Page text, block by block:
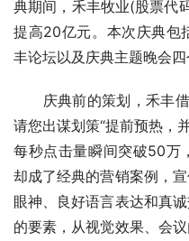
典期间，禾丰牧业(股票代
提高20亿元。本次庆典包
丰论坛以及庆典主题晚会
庆典前的策划，禾丰借
请您出谋划策“提前预热，
每秒点击量瞬间突破50万
却成了经典的营销案例，
眼神、良好语言表达和真
的要素，从视觉效果、会